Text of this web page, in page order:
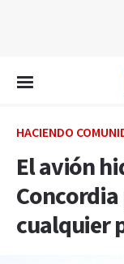
HACIENDO
El avión
cualquier